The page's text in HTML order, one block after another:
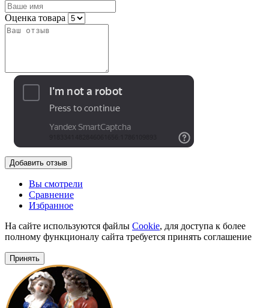
Оценка товара
Добавить отзыв
Вы смотрели
Сравнение
Избранное
На сайте используются файлы Cookie, для доступа к более
полному функционалу сайта требуется принять соглашение
Принять